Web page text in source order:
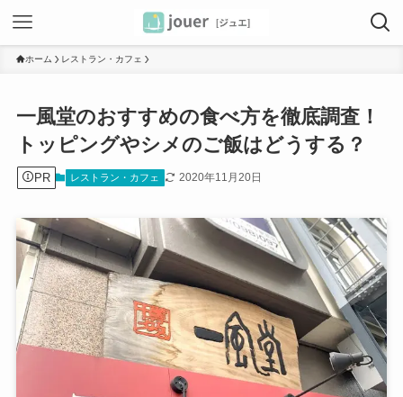
ホーム レストラン・カフェ
一風堂のおすすめの食べ方を徹底調査！
トッピングやシメのご飯はどうする？
PR レストラン・カフェ 2020年11月20日